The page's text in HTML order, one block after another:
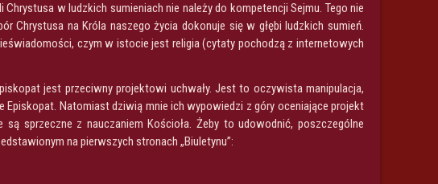
w ludzkich sumieniach nie należy do kompetencji Sejmu. Tego nie
Chrystusa na Króla naszego życia dokonuje się w głębi ludzkich sumień.
czym w istocie jest religia (cytaty pochodzą z internetowych
jest przeciwny projektowi uchwały. Jest to oczywista manipulacja,
Natomiast dziwią mnie ich wypowiedzi z góry oceniające projekt
sprzeczne z nauczaniem Kościoła. Żeby to udowodnić, poszczególne
na pierwszych stronach „Biuletynu”: